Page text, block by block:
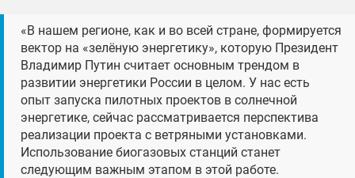
«В нашем регионе, как и во всей стране, формируется
вектор на «зелёную энергетику», которую Президент
Владимир Путин считает основным трендом в
развитии энергетики России в целом. У нас есть
опыт запуска пилотных проектов в солнечной
энергетике, сейчас рассматривается перспектива
реализации проекта с ветряными установками.
Использование биогазовых станций станет
следующим важным этапом в этой работе.